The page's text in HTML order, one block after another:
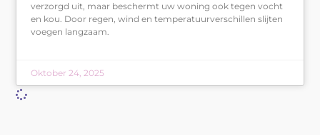
verzorgd uit, maar beschermt uw woning ook tegen vocht
en kou. Door regen, wind en temperatuurverschillen slijten
voegen langzaam.
Oktober 24, 2025